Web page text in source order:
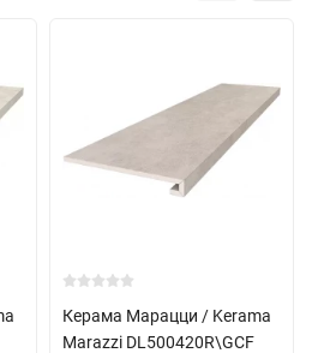
Керама Марацци / Kerama
Marazzi DL500420R\GCF